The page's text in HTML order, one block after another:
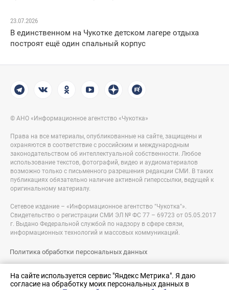
На сайте используется сервис "Яндекс Метрика". Я даю
согласие на обработку моих персональных данных в
23.07.2026
В единственном на Чукотке детском лагере отдыха
построят ещё один спальный корпус
© АНО «Информационное агентство «Чукотка»
Права на все материалы, опубликованные на сайте, защищены и
охраняются в соответствие с российским и международным
законодательством об интеллектуальной собственности. Любое
использование текстов, фотографий, видео и аудиоматериалов
возможно только с письменного разрешения редакции СМИ. В таких
публикациях обязательно наличие активной гиперссылки, ведущей к
оригинальному материалу.
Сетевое издание – «Информационное агентство "Чукотка"».
Свидетельство о регистрации СМИ ЭЛ № ФС 77 – 69723 от 05.05.2017
г. Выдано Федеральной службой по надзору в сфере связи,
информационных технологий и массовых коммуникаций.
Политика обработки персональных данных